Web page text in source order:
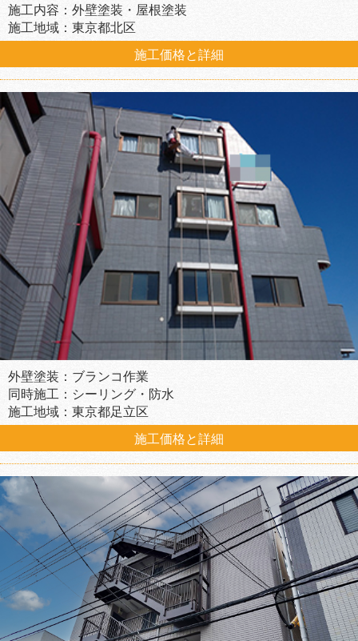
施工内容：外壁塗装・屋根塗装
施工地域：東京都北区
施工価格と詳細
外壁塗装：ブランコ作業
同時施工：シーリング・防水
施工地域：東京都足立区
施工価格と詳細